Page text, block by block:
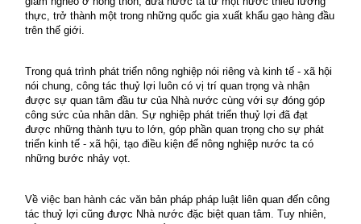
thực, trở thành một trong những quốc gia xuất khẩu gạo hàng đầu
trên thế giới.
Trong quá trình phát triển nông nghiệp nói riêng và kinh tế - xã hội
nói chung, công tác thuỷ lợi luôn có vị trí quan trọng và nhận
được sự quan tâm đầu tư của Nhà nước cùng với sự đóng góp
công sức của nhân dân. Sự nghiệp phát triển thuỷ lợi đã đạt
được những thành tựu to lớn, góp phần quan trọng cho sự phát
triển kinh tế - xã hội, tạo điều kiện để nông nghiệp nước ta có
những bước nhảy vọt.
Về việc ban hành các văn bản pháp pháp luật liên quan đến công
tác thuỷ lợi cũng được Nhà nước đặc biệt quan tâm. Tuy nhiên,